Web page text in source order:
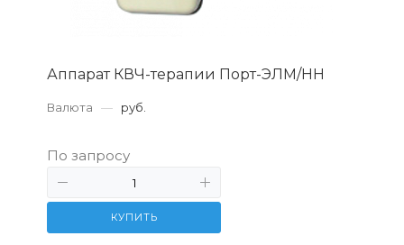
Аппарат КВЧ-терапии Порт-ЭЛМ/НН
Валюта — руб.
По запросу
КУПИТЬ